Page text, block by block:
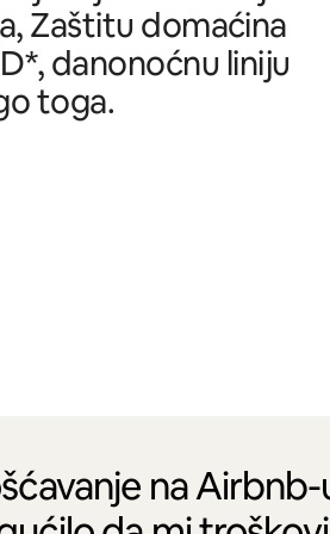
Zaštitu domaćina
danonoćnu liniju
toga.
na Airbnb-